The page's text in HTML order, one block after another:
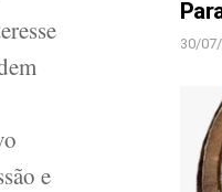
e
30/